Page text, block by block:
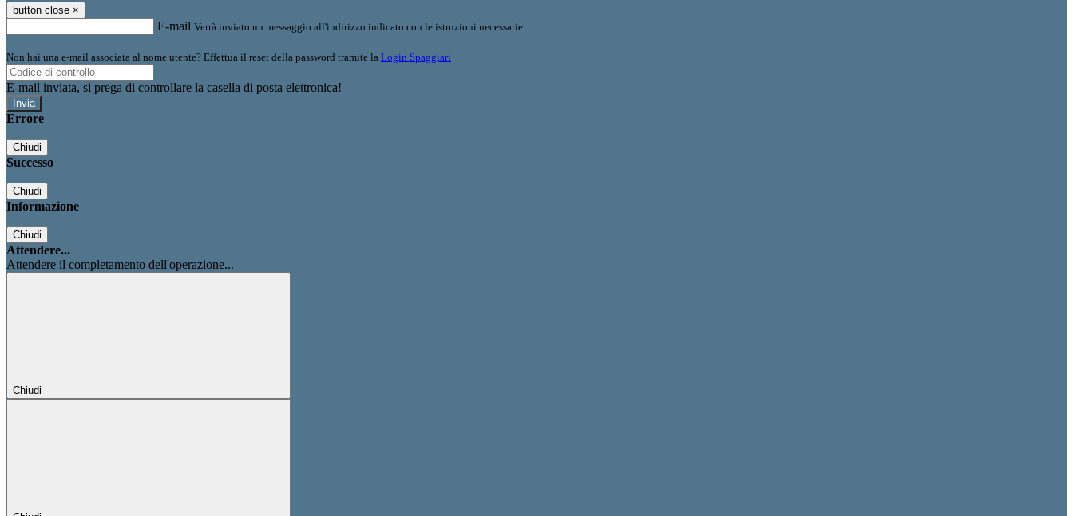
button close ×
E-mail Verrà inviato un messaggio all'indirizzo indicato con le istruzioni necessarie.
Non hai una e-mail associata al nome utente? Effettua il reset della password tramite la Login Spaggiari
E-mail inviata, si prega di controllare la casella di posta elettronica!
Errore
Chiudi
Successo
Chiudi
Informazione
Chiudi
Attendere...
Attendere il completamento dell'operazione...
Chiudi